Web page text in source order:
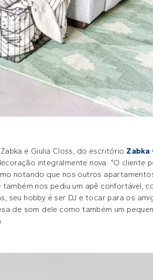
e Giulia Closs, do escritório Zabka
integralmente nova. “O cliente
notando que nos outros
nos pediu um apê confortável,
seu hobby é ser DJ e tocar para os
de som dele como também um